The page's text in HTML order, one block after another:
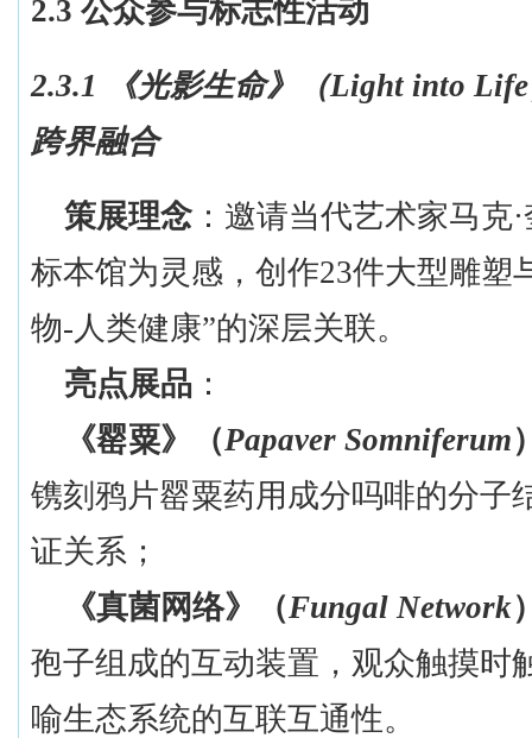
2.3 公众参与标志性活动
2.3.1 《光影生命》 （Light into Life
跨界融合
策展理念 ：邀请当代艺术家马克
标本馆为灵感，创作23件大型雕塑
物-人类健康”的深层关联。
亮点展品 ：
《罂粟》（Papaver Somniferum
镌刻鸦片罂粟药用成分吗啡的分子
证关系；
《真菌网络》（Fungal Network
孢子组成的互动装置，观众触摸时
喻生态系统的互联互通性。